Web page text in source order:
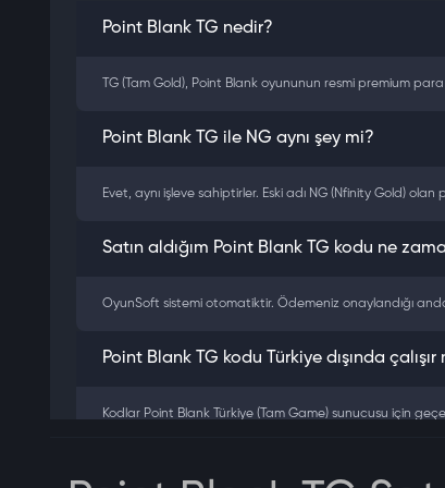
Point Blank TG nedir?
TG (Tam Gold), Point Blank oyununun resmi premium
Point Blank TG ile NG aynı şey mi?
Evet, aynı işleve sahiptirler. Eski adı NG (Nfinity Gold)
Satın aldığım Point Blank TG kodu ne
OyunSoft sistemi otomatiktir. Ödemeniz onaylandığı
Point Blank TG kodu Türkiye dışında çalışır
Kodlar Point Blank Türkiye (Tam Game) sunucusu için